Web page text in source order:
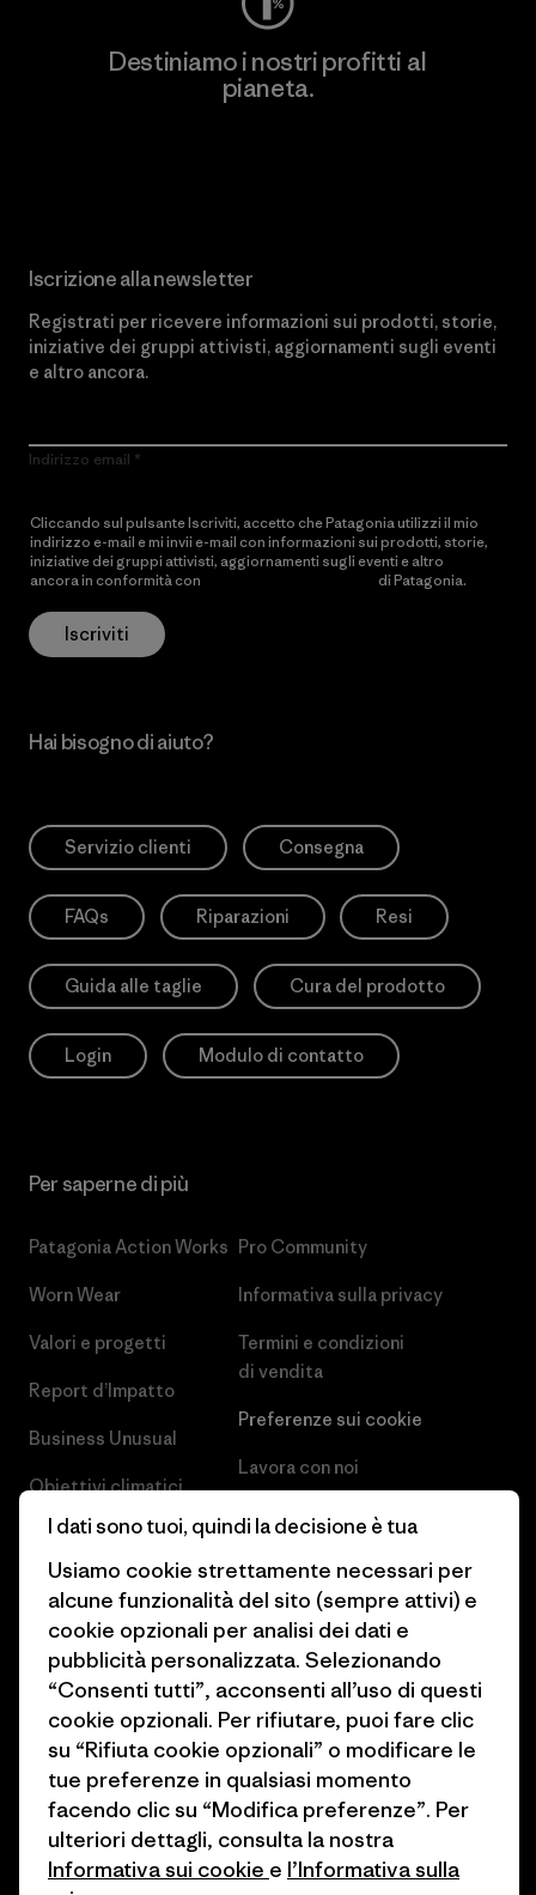
Destiniamo i nostri profitti al
pianeta.
Iscrizione alla newsletter
Registrati per ricevere informazioni sui prodotti, storie,
iniziative dei gruppi attivisti, aggiornamenti sugli eventi
e altro ancora.
Indirizzo email
Cliccando sul pulsante Iscriviti, accetto che Patagonia utilizzi il mio
indirizzo e-mail e mi invii e-mail con informazioni sui prodotti, storie,
iniziative dei gruppi attivisti, aggiornamenti sugli eventi e altro
ancora in conformità con
di Patagonia.
Iscriviti
Hai bisogno di aiuto?
Servizio clienti Consegna
FAQs Riparazioni Resi
Guida alle taglie Cura del prodotto
Login Modulo di contatto
Per saperne di più
Patagonia Action Works
Worn Wear
Valori e progetti
Report d’Impatto
Business Unusual
Obiettivi climatici
1% For The Planet
Come finanziamo
Buoni regalo
Trova un negozio
Pro Community
Informativa sulla privacy
Termini e condizioni
di vendita
Preferenze sui cookie
Lavora con noi
Stampa e media
Industry program
Programma di affiliazione
Patagonia Italia Mappa del sito
© 2026 Patagonia, Inc. All Rights Reserved.
I dati sono tuoi, quindi la decisione è tua
Usiamo cookie strettamente necessari per
alcune funzionalità del sito (sempre attivi) e
cookie opzionali per analisi dei dati e
pubblicità personalizzata. Selezionando
“Consenti tutti”, acconsenti all’uso di questi
cookie opzionali. Per rifiutare, puoi fare clic
su “Rifiuta cookie opzionali” o modificare le
tue preferenze in qualsiasi momento
facendo clic su “Modifica preferenze”. Per
ulteriori dettagli, consulta la nostra
Informativa sui cookie e l’Informativa sulla